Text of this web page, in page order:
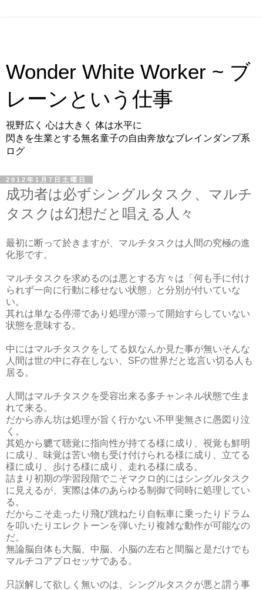
Wonder White Worker ~ ブ
レーンという仕事
視野広く 心は大きく 体は水平に
閃きを生業とする無名童子の自由奔放なブレインダンプ系
ログ
2012年1月7日土曜日
成功者は必ずシングルタスク、マルチ
タスクは幻想だと唱える人々
最初に断って於きますが、マルチタスクは人間の究極の進
化形です。
マルチタスクを求めるのは悪とする方々は「何も手に付け
られず一向に行動に移せない状態」と分別が付いていな
い。
其れは単なる停滞であり処理が滞って開始すらしていない
状態を意味する。
中にはマルチタスクをしてる奴なんか見た事が無いそんな
人間は世の中に存在しない、SFの世界だと迄言い切る人も
居る。
人間はマルチタスクを受容出来る多チャンネル状態で生ま
れて来る。
だから赤ん坊は処理が旨く行かない不甲斐無さに愚図り泣
く。
其処から軈て聴覚に指向性が持てる様に成り、視覚も鮮明
に成り、味覚は苦い物も受け付けられる様に成り、立てる
様に成り、歩ける様に成り、走れる様に成る。
詰まり初期の学習段階でこそマクロ的にはシングルタスク
に見えるが、実際は体のあらゆる制御で同時に処理してい
る。
だからこそ走ったり飛び跳ねたり自転車に乗ったりドラム
を叩いたりエレクトーンを弾いたり複雑な動作が可能なの
だ。
無論脳自体も大脳、中脳、小脳の左右と間脳と是だけでも
マルチコアプロセッサである。
只誤解して欲しく無いのは、シングルタスクが悪と謂う事